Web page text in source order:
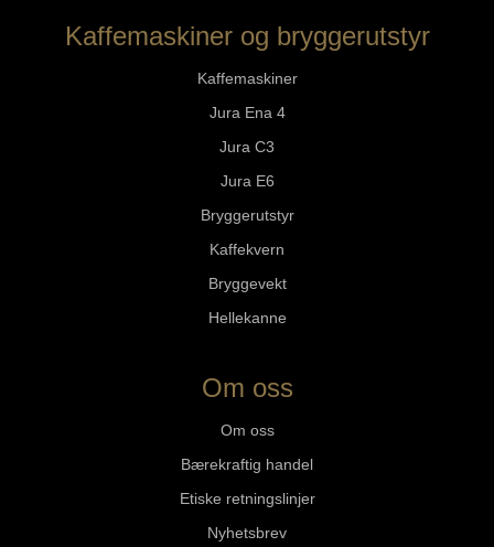
Kaffemaskiner og bryggerutstyr
Kaffemaskiner
Jura Ena 4
Jura C3
Jura E6
Bryggerutstyr
Kaffekvern
Bryggevekt
Hellekanne
Om oss
Om oss
Bærekraftig handel
Etiske retningslinjer
Nyhetsbrev